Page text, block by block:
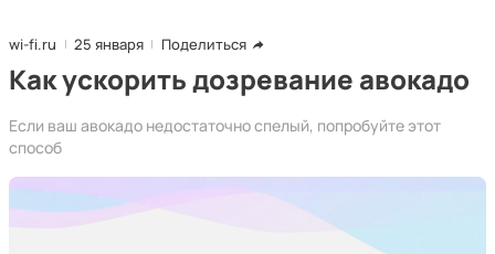
wi-fi.ru 25 января Поделиться
Как ускорить дозревание авокадо
Если ваш авокадо недостаточно спелый, попробуйте этот
способ